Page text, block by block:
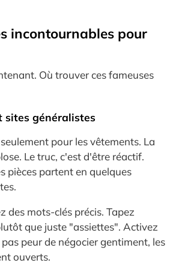
incontournables pour
Où trouver ces fameuses
sites généralistes
pour les vêtements. La
Le truc, c'est d'être réactif.
pièces partent en quelques
des mots-clés précis. Tapez
que juste "assiettes". Activez
peur de négocier gentiment, les
ouverts.